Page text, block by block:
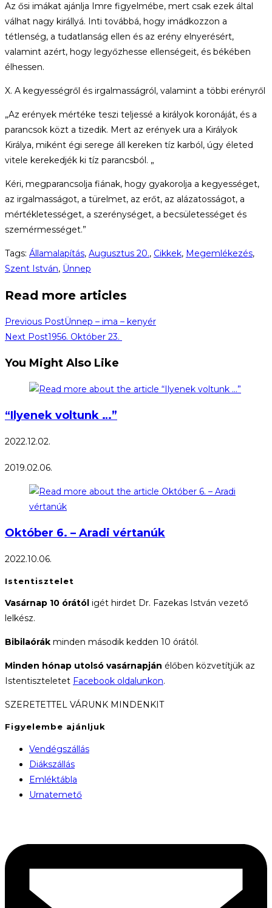
Az ősi imákat ajánlja Imre figyelmébe, mert csak ezek által
válhat nagy királlyá. Inti továbbá, hogy imádkozzon a
tétlenség, a tudatlanság ellen és az erény elnyerésért,
valamint azért, hogy legyőzhesse ellenségeit, és békében
élhessen.
X. A kegyességről és irgalmasságról, valamint a többi erényről
„Az erények mértéke teszi teljessé a királyok koronáját, és a
parancsok közt a tizedik. Mert az erények ura a Királyok
Királya, miként égi serege áll kereken tíz karból, úgy életed
vitele kerekedjék ki tíz parancsból. „
Kéri, megparancsolja fiának, hogy gyakorolja a kegyességet,
az irgalmasságot, a türelmet, az erőt, az alázatosságot, a
mértékletességet, a szerénységet, a becsületességet és
szemérmességet.”
Tags: Államalapítás, Augusztus 20., Cikkek, Megemlékezés,
Szent István, Ünnep
Read more articles
Previous PostÜnnep – ima – kenyér
Next Post1956. Október 23.
You Might Also Like
“Ilyenek voltunk …”
2022.12.02.
2019.02.06.
Október 6. – Aradi vértanúk
2022.10.06.
Istentisztelet
Vasárnap 10 órától igét hirdet Dr. Fazekas István vezető
lelkész.
Bibilaórák minden második kedden 10 órától.
Minden hónap utolsó vasárnapján élőben közvetítjük az
Istentiszteletet Facebook oldalunkon.
SZERETETTEL VÁRUNK MINDENKIT
Figyelembe ajánljuk
Vendégszállás
Diákszállás
Emléktábla
Urnatemető